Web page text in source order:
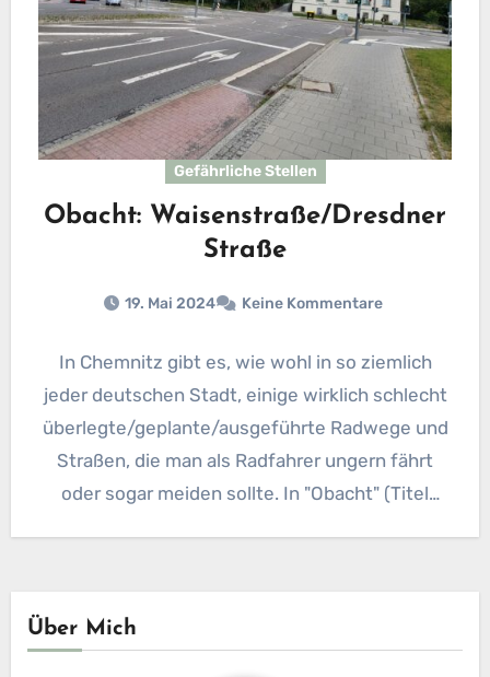
Gefährliche Stellen
Obacht: Waisenstraße/Dresdner
Straße
19. Mai 2024 Keine Kommentare
In Chemnitz gibt es, wie wohl in so ziemlich
jeder deutschen Stadt, einige wirklich schlecht
überlegte/geplante/ausgeführte Radwege und
Straßen, die man als Radfahrer ungern fährt
oder sogar meiden sollte. In "Obacht" (Titel
Über Mich